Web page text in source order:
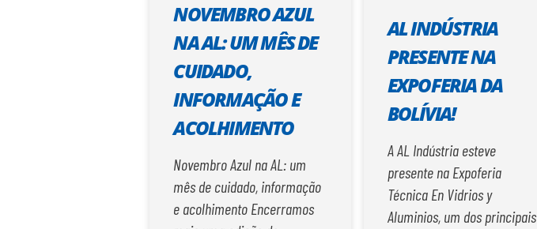
NOVEMBRO AZUL
NA AL: UM MÊS DE
CUIDADO,
INFORMAÇÃO E
ACOLHIMENTO
Novembro Azul na AL: um
mês de cuidado, informação
e acolhimento Encerramos
AL INDÚSTRIA
PRESENTE NA
EXPOFERIA DA
BOLÍVIA!
A AL Indústria esteve
presente na Expoferia
Técnica En Vidrios y
Aluminios, um dos principais